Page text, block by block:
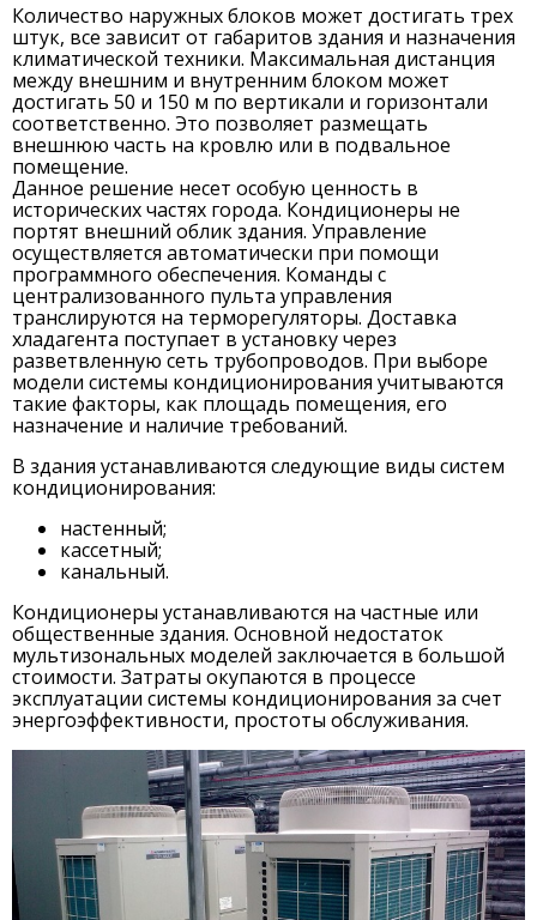
Количество наружных блоков может достигать трех
штук, все зависит от габаритов здания и назначения
климатической техники. Максимальная дистанция
между внешним и внутренним блоком может
достигать 50 и 150 м по вертикали и горизонтали
соответственно. Это позволяет размещать
внешнюю часть на кровлю или в подвальное
помещение.
Данное решение несет особую ценность в
исторических частях города. Кондиционеры не
портят внешний облик здания. Управление
осуществляется автоматически при помощи
программного обеспечения. Команды с
централизованного пульта управления
транслируются на терморегуляторы. Доставка
хладагента поступает в установку через
разветвленную сеть трубопроводов. При выборе
модели системы кондиционирования учитываются
такие факторы, как площадь помещения, его
назначение и наличие требований.
В здания устанавливаются следующие виды систем
кондиционирования:
настенный;
кассетный;
канальный.
Кондиционеры устанавливаются на частные или
общественные здания. Основной недостаток
мультизональных моделей заключается в большой
стоимости. Затраты окупаются в процессе
эксплуатации системы кондиционирования за счет
энергоэффективности, простоты обслуживания.